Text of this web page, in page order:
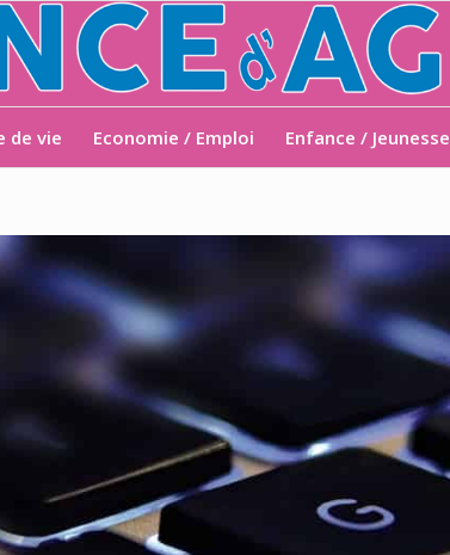
de vie Economie / Emploi Enfance / Jeunesse